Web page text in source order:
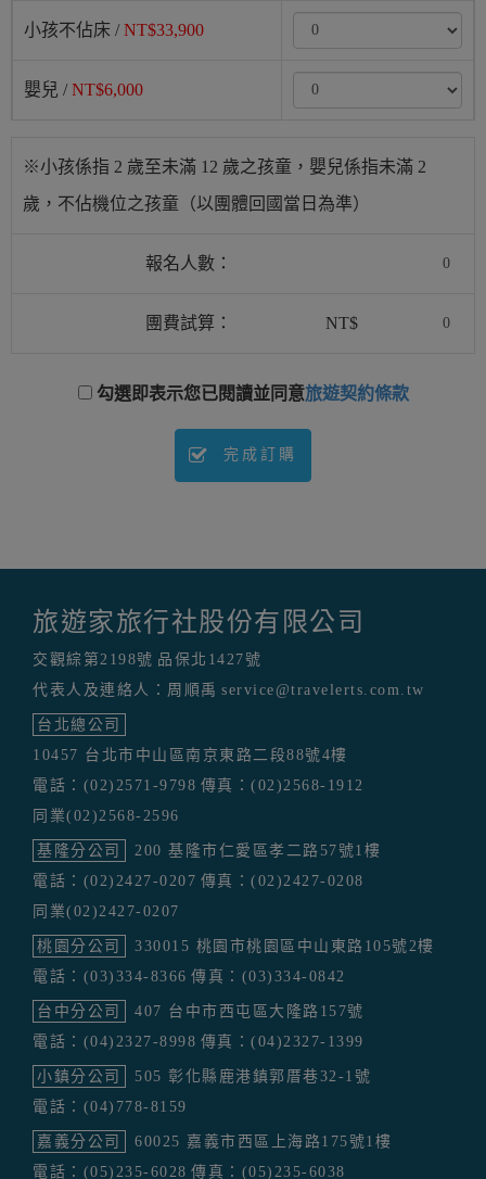
小孩不佔床 /NT$33,900
嬰兒 /NT$6,000
※小孩係指 2 歲至未滿 12 歲之孩童，嬰兒係指未滿 2
歲，不佔機位之孩童（以團體回國當日為準）
報名人數：
團費試算： NT$
勾選即表示您已閱讀並同意旅遊契約條款
完成訂購
旅遊家旅行社股份有限公司
交觀綜第2198號 品保北1427號
代表人及連絡人：周順禹 service@travelerts.com.tw
台北總公司
10457 台北市中山區南京東路二段88號4樓
電話：(02)2571-9798 傳真：(02)2568-1912
同業(02)2568-2596
基隆分公司
200 基隆市仁愛區孝二路57號1樓
電話：(02)2427-0207 傳真：(02)2427-0208
同業(02)2427-0207
桃園分公司
330015 桃園市桃園區中山東路105號2樓
電話：(03)334-8366 傳真：(03)334-0842
台中分公司
407 台中市西屯區大隆路157號
電話：(04)2327-8998 傳真：(04)2327-1399
小鎮分公司
505 彰化縣鹿港鎮郭厝巷32-1號
電話：(04)778-8159
嘉義分公司
60025 嘉義市西區上海路175號1樓
電話：(05)235-6028 傳真：(05)235-6038